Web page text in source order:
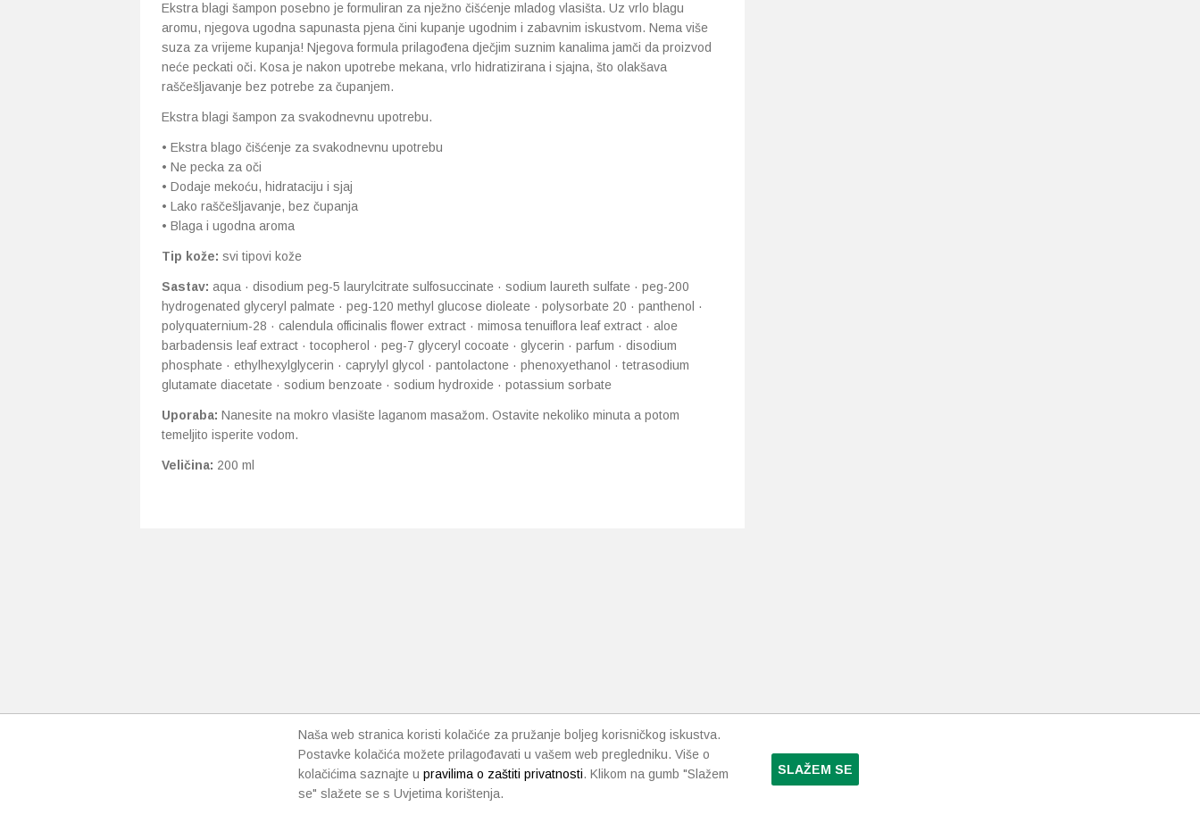
Ekstra blagi šampon posebno je formuliran za nježno čišćenje mladog vlasišta. Uz vrlo blagu
aromu, njegova ugodna sapunasta pjena čini kupanje ugodnim i zabavnim iskustvom. Nema više
suza za vrijeme kupanja! Njegova formula prilagođena dječjim suznim kanalima jamči da proizvod
neće peckati oči. Kosa je nakon upotrebe mekana, vrlo hidratizirana i sjajna, što olakšava
raščešljavanje bez potrebe za čupanjem.
Ekstra blagi šampon za svakodnevnu upotrebu.
• Ekstra blago čišćenje za svakodnevnu upotrebu
• Ne pecka za oči
• Dodaje mekoću, hidrataciju i sjaj
• Lako raščešljavanje, bez čupanja
• Blaga i ugodna aroma
Tip kože: svi tipovi kože
Sastav: aqua · disodium peg-5 laurylcitrate sulfosuccinate · sodium laureth sulfate · peg-200
hydrogenated glyceryl palmate · peg-120 methyl glucose dioleate · polysorbate 20 · panthenol ·
polyquaternium-28 · calendula officinalis flower extract · mimosa tenuiflora leaf extract · aloe
barbadensis leaf extract · tocopherol · peg-7 glyceryl cocoate · glycerin · parfum · disodium
phosphate · ethylhexylglycerin · caprylyl glycol · pantolactone · phenoxyethanol · tetrasodium
glutamate diacetate · sodium benzoate · sodium hydroxide · potassium sorbate
Uporaba: Nanesite na mokro vlasište laganom masažom. Ostavite nekoliko minuta a potom
temeljito isperite vodom.
Veličina: 200 ml
Naša web stranica koristi kolačiće za pružanje boljeg korisničkog iskustva.
Postavke kolačića možete prilagođavati u vašem web pregledniku. Više o
kolačićima saznajte u pravilima o zaštiti privatnosti. Klikom na gumb "Slažem
se" slažete se s Uvjetima korištenja.
SLAŽEM SE